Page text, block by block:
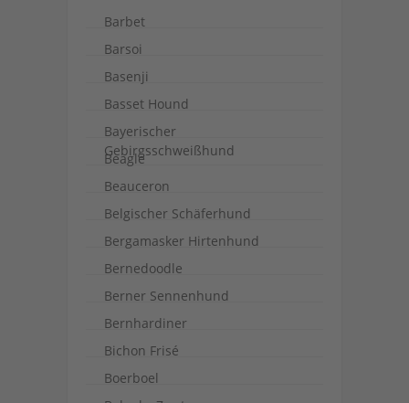
Barbet
Barsoi
Basenji
Basset Hound
Bayerischer
Gebirgsschweißhund
Beagle
Beauceron
Belgischer Schäferhund
Bergamasker Hirtenhund
Bernedoodle
Berner Sennenhund
Bernhardiner
Bichon Frisé
Boerboel